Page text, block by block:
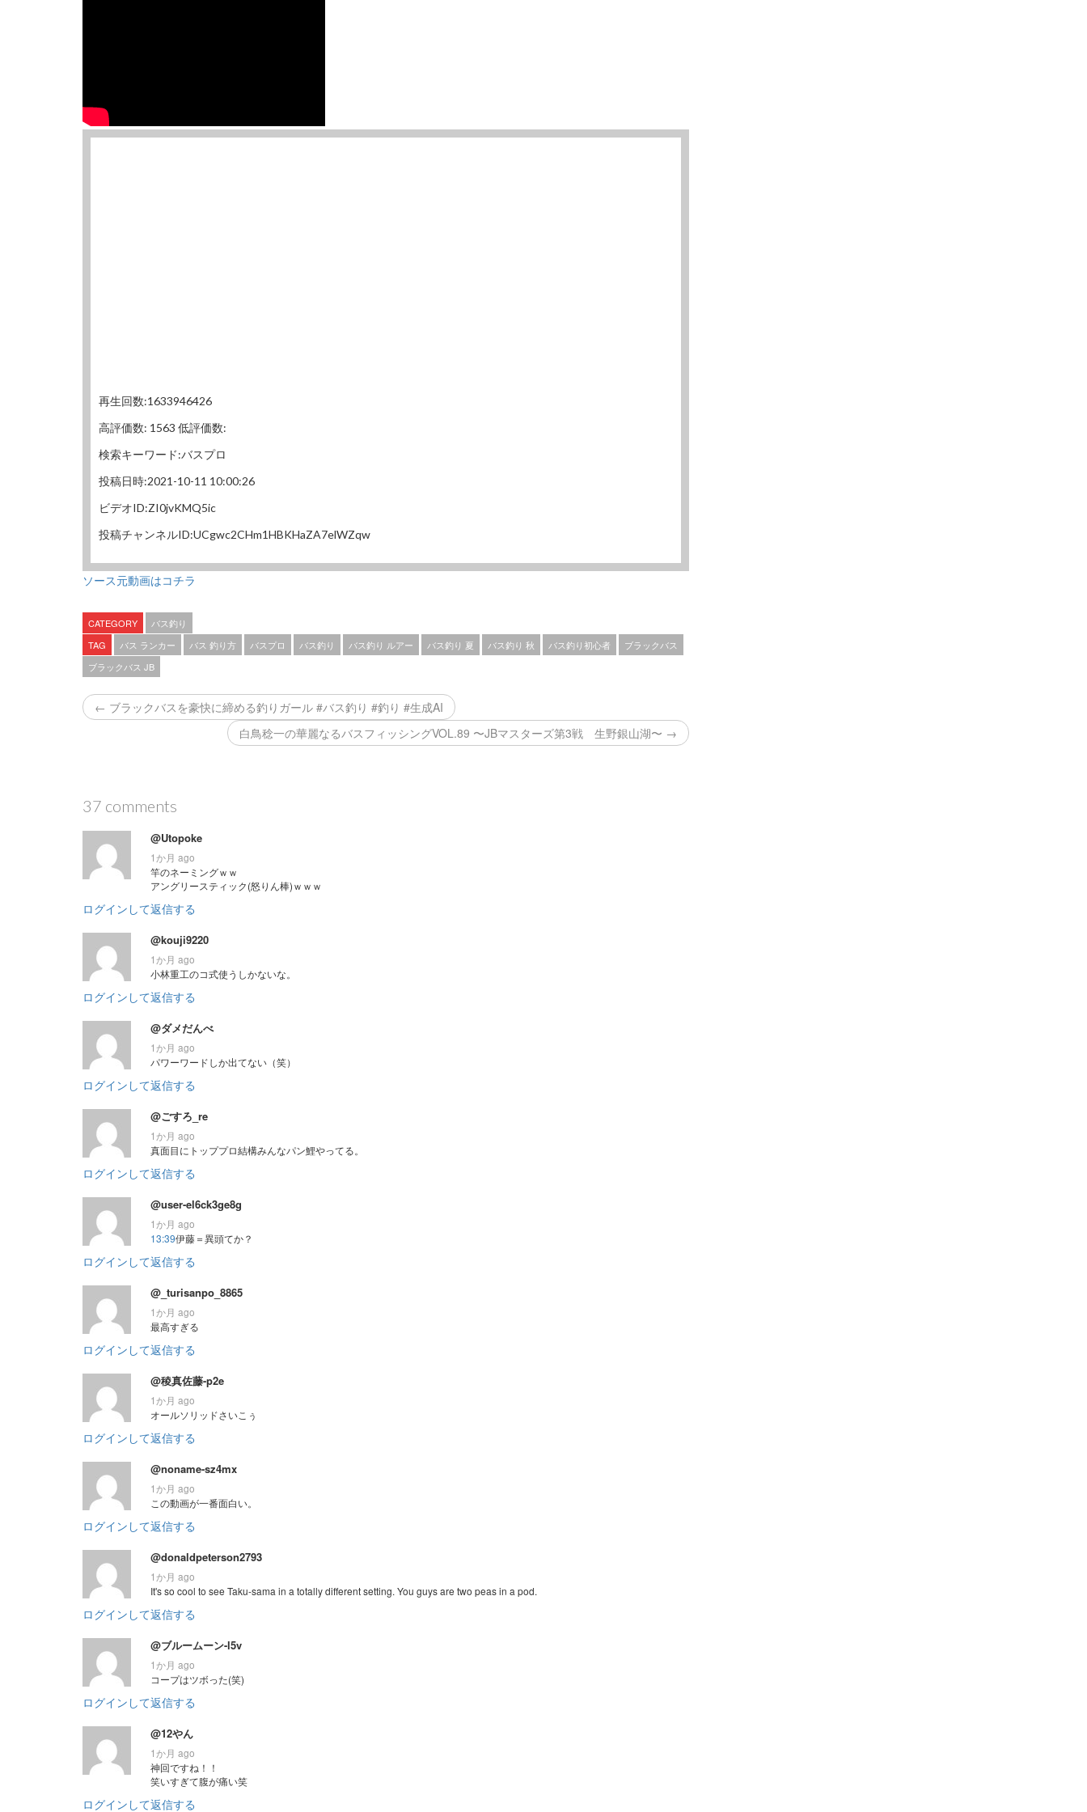
再生回数:1633946426
高評価数: 1563 低評価数:
検索キーワード:バスプロ
投稿日時:2021-10-11 10:00:26
ビデオID:ZI0jvKMQ5ic
投稿チャンネルID:UCgwc2CHm1HBKHaZA7elWZqw
ソース元動画はコチラ
CATEGORY
バス釣り
TAG
バス ランカー バス 釣り方 バスプロ バス釣り バス釣り ルアー バス釣り 夏 バス釣り 秋 バス釣り初心者
ブラックバス
ブラックバス JB
← ブラックバスを豪快に締める釣りガール #バス釣り #釣り #生成AI
白鳥稔一の華麗なるバスフィッシングVOL.89 〜JBマスターズ第3戦 生野銀山湖〜 →
37 comments
@Utopoke
1か月 ago
竿のネーミングｗｗ
アングリースティック(怒りん棒)ｗｗｗ
ログインして返信する
@kouji9220
1か月 ago
小林重工のコ式使うしかないな。
ログインして返信する
@ダメだんべ
1か月 ago
パワーワードしか出てない（笑）
ログインして返信する
@ごすろ_re
1か月 ago
真面目にトッププロ結構みんなパン鯉やってる。
ログインして返信する
@user-el6ck3ge8g
1か月 ago
13:39伊藤＝異頭てか？
ログインして返信する
@_turisanpo_8865
1か月 ago
最高すぎる
ログインして返信する
@稜真佐藤-p2e
1か月 ago
オールソリッドさいこぅ
ログインして返信する
@noname-sz4mx
1か月 ago
この動画が一番面白い。
ログインして返信する
@donaldpeterson2793
1か月 ago
It's so cool to see Taku-sama in a totally different setting. You guys are two peas in a pod.
ログインして返信する
@ブルームーン-l5v
1か月 ago
コープはツボった(笑)
ログインして返信する
@12やん
1か月 ago
神回ですね！！
笑いすぎて腹が痛い笑
ログインして返信する